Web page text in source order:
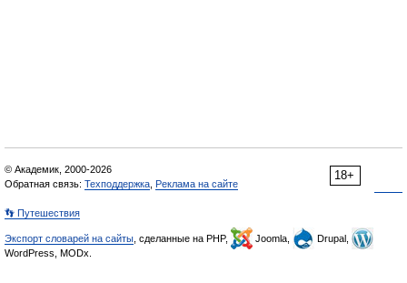
18+
© Академик, 2000-2026
Обратная связь: Техподдержка Реклама на сайте
👣 Путешествия
Экспорт словарей на сайты , сделанные на PHP, Joomla,
Drupal,
WordPress, MODx.